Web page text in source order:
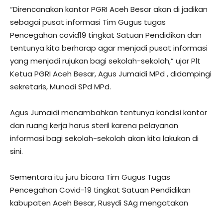
“Direncanakan kantor PGRI Aceh Besar akan di jadikan
sebagai pusat informasi Tim Gugus tugas
Pencegahan covid19 tingkat Satuan Pendidikan dan
tentunya kita berharap agar menjadi pusat informasi
yang menjadi rujukan bagi sekolah-sekolah,” ujar Plt
Ketua PGRI Aceh Besar, Agus Jumaidi MPd , didampingi
sekretaris, Munadi SPd MPd.
Agus Jumaidi menambahkan tentunya kondisi kantor
dan ruang kerja harus steril karena pelayanan
informasi bagi sekolah-sekolah akan kita lakukan di
sini.
Sementara itu juru bicara Tim Gugus Tugas
Pencegahan Covid-19 tingkat Satuan Pendidikan
kabupaten Aceh Besar, Rusydi SAg mengatakan